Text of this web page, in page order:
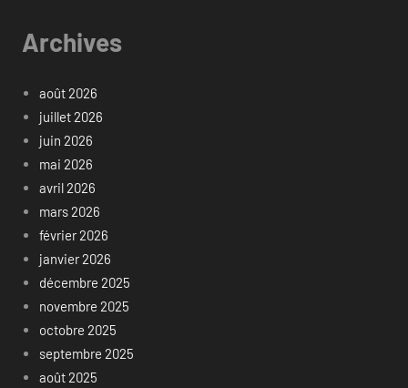
Archives
août 2026
juillet 2026
juin 2026
mai 2026
avril 2026
mars 2026
février 2026
janvier 2026
décembre 2025
novembre 2025
octobre 2025
septembre 2025
août 2025